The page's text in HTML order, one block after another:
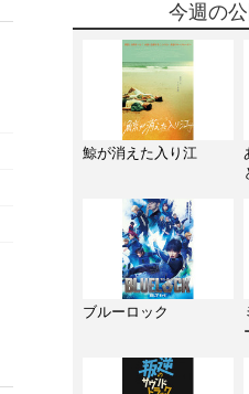
今週の
鯨が消えた入り江
ブルーロック